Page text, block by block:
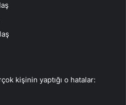
kişinin yaptığı o hatalar: